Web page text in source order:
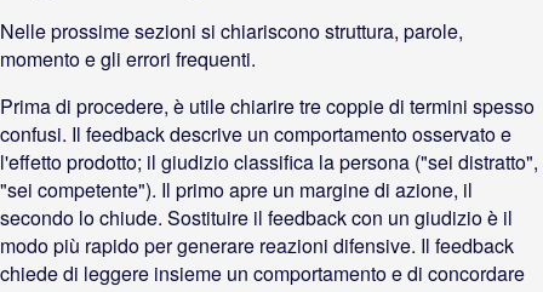
Nelle prossime sezioni si chiariscono struttura, parole,
momento e gli errori frequenti.
Prima di procedere, è utile chiarire tre coppie di termini spesso
confusi. Il feedback descrive un comportamento osservato e
l'effetto prodotto; il giudizio classifica la persona ("sei distratto",
"sei competente"). Il primo apre un margine di azione, il
secondo lo chiude. Sostituire il feedback con un giudizio è il
modo più rapido per generare reazioni difensive. Il feedback
chiede di leggere insieme un comportamento e di concordare